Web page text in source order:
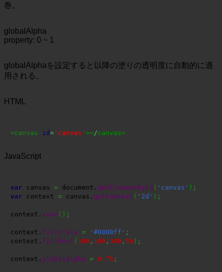
巻。
globalAlpha
property: 0 ~ 1
globalAlphaを設定すると以降の塗りの透明度に自動的に適
用される。
HTML
<canvas id = 'canvas' ></canvas>
JavaScript
var canvas = document. getElementById ( 'canvas' ) ;
var context = canvas. getContext ( '2d' ) ;
context. save ( ) ;
context. fillStyle = '#0000ff' ;
context. fillRect ( 100 , 100 , 300 , 50 ) ;
context. globalAlpha = 0.75 ;